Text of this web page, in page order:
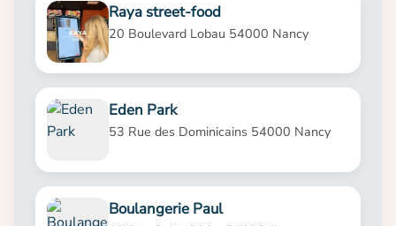
Raya street-food
20 Boulevard Lobau 54000 Nancy
Eden Park
53 Rue des Dominicains 54000 Nancy
Boulangerie Paul